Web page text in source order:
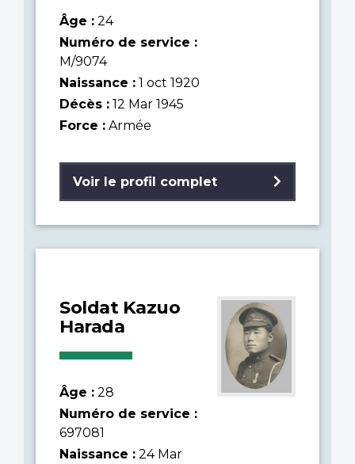
Âge : 24
Numéro de service :
M/9074
Naissance : 1 oct 1920
Décès : 12 Mar 1945
Force : Armée
Voir le profil complet
Soldat Kazuo
Harada
Âge : 28
Numéro de service :
697081
Naissance : 24 Mar